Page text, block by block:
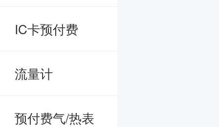
IC卡预付费
流量计
预付费气/热表